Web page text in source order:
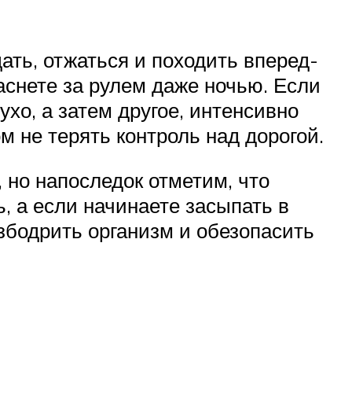
отжаться и походить вперед-
за рулем даже ночью. Если
а затем другое, интенсивно
терять контроль над дорогой.
напоследок отметим, что
а если начинаете засыпать в
организм и обезопасить